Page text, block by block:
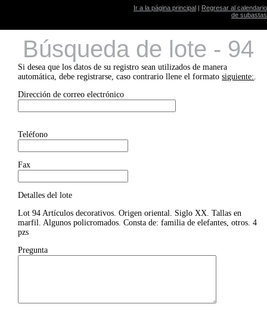
Ir a la página principal | Regresar al calendario
de subastas
Búsqueda de lote - 94
Si desea que los datos de su registro sean utilizados de manera
automática, debe registrarse, caso contrario llene el formatosiguiente:.
Dirección de correo electrónico
Teléfono
Fax
Detalles del lote
Lot 94 Artículos decorativos. Origen oriental. Siglo XX. Tallas en
marfil. Algunos policromados. Consta de: familia de elefantes, otros. 4
pzs
Pregunta